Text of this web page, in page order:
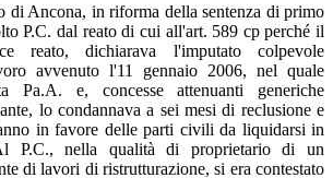
di Ancona, in riforma della sentenza di primo
P.C. dal reato di cui all'art. 589 cp perché il
reato, dichiarava l'imputato colpevole
avvenuto l'11 gennaio 2006, nel quale
Pa.A. e, concesse attenuanti generiche
lo condannava a sei mesi di reclusione e
in favore delle parti civili da liquidarsi in
P.C., nella qualità di proprietario di un
di lavori di ristrutturazione, si era contestato